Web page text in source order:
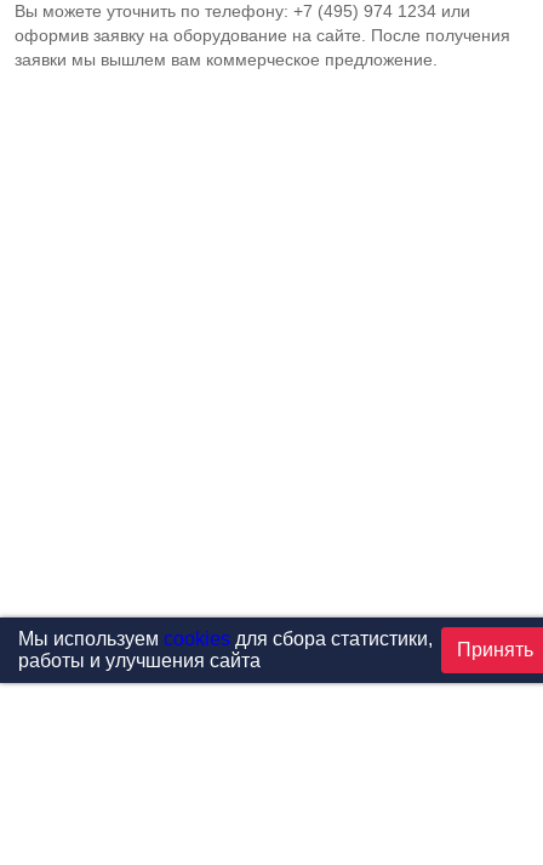
Вы можете уточнить по телефону: +7 (495) 974 1234 или
оформив заявку на оборудование на сайте. После получения
заявки мы вышлем вам коммерческое предложение.
Мы используем cookiesдля сбора статистики,
работы и улучшения сайта
Принять